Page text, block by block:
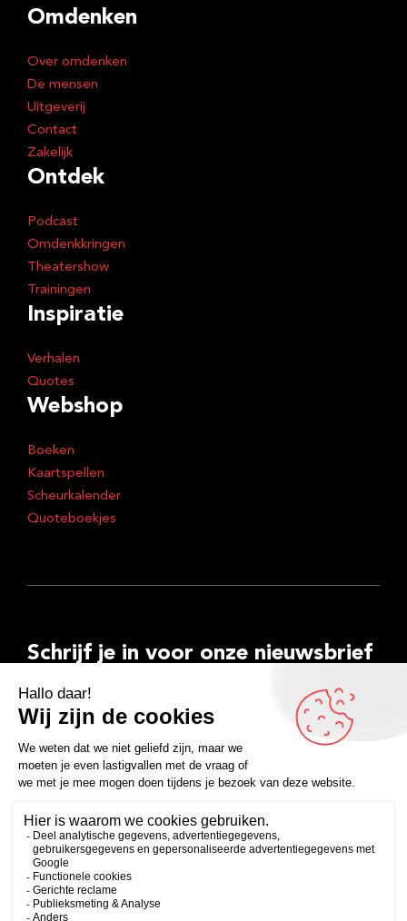
Omdenken
Over omdenken
De mensen
Uitgeverij
Contact
Zakelijk
Ontdek
Podcast
Omdenkkringen
Theatershow
Trainingen
Inspiratie
Verhalen
Quotes
Webshop
Boeken
Kaartspellen
Scheurkalender
Quoteboekjes
Schrijf je in voor onze nieuwsbrief
E-
mailadres
Inschrijven
FacebookInstagramLinkedInYouTubeSpotify